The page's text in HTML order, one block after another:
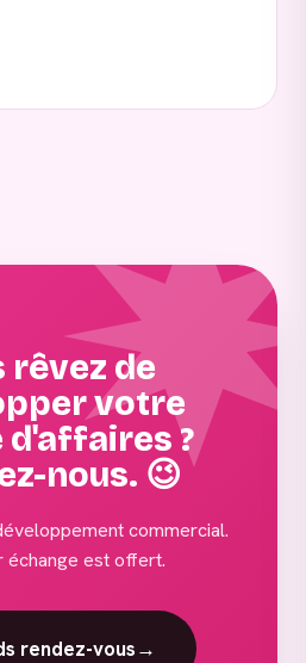
rêvez de
votre
?
nous. 😉
commercial.
échange est offert.
rendez-vous→